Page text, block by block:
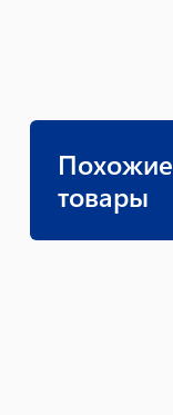
Похожие
товары